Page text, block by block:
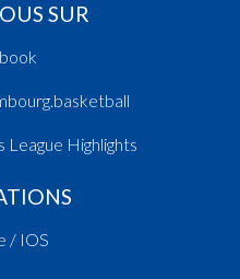
SUR
League Highlights
/ IOS